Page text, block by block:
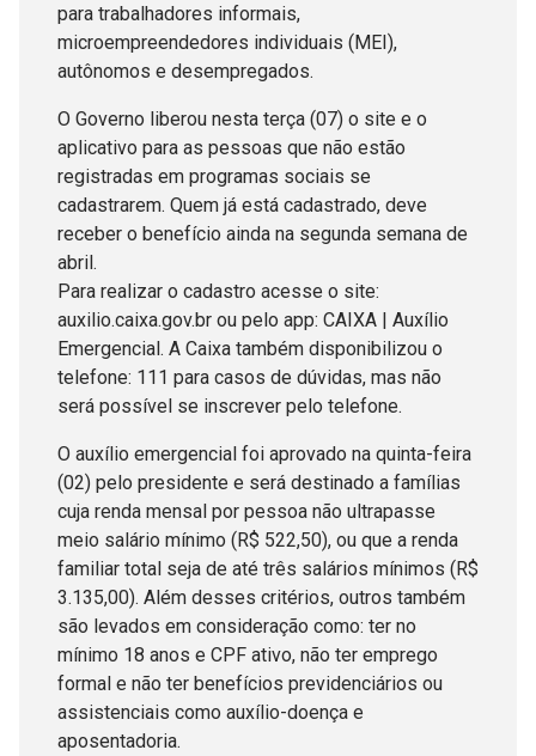
para trabalhadores informais,
microempreendedores individuais (MEI),
autônomos e desempregados.
O Governo liberou nesta terça (07) o site e o
aplicativo para as pessoas que não estão
registradas em programas sociais se
cadastrarem. Quem já está cadastrado, deve
receber o benefício ainda na segunda semana de
abril.
Para realizar o cadastro acesse o site:
auxilio.caixa.gov.br ou pelo app: CAIXA | Auxílio
Emergencial. A Caixa também disponibilizou o
telefone: 111 para casos de dúvidas, mas não
será possível se inscrever pelo telefone.
O auxílio emergencial foi aprovado na quinta-feira
(02) pelo presidente e será destinado a famílias
cuja renda mensal por pessoa não ultrapasse
meio salário mínimo (R$ 522,50), ou que a renda
familiar total seja de até três salários mínimos (R$
3.135,00). Além desses critérios, outros também
são levados em consideração como: ter no
mínimo 18 anos e CPF ativo, não ter emprego
formal e não ter benefícios previdenciários ou
assistenciais como auxílio-doença e
aposentadoria.